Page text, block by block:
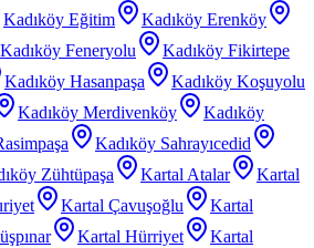
Kadıköy Eğitim
Kadıköy Erenköy
Kadıköy Feneryolu
Kadıköy Fikirtepe
Kadıköy Hasanpaşa
Kadıköy Koşuyolu
Kadıköy Merdivenköy
Kadıköy
Kadıköy Sahrayıcedid
Zühtüpaşa Kartal Atalar
Kartal
Kartal Çavuşoğlu
Kartal
Kartal Hürriyet
Kartal